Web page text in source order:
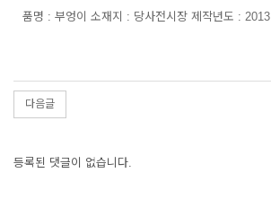
품명 : 부엉이 소재지 : 당사전시장 제작년도 : 2013
다음글
등록된 댓글이 없습니다.